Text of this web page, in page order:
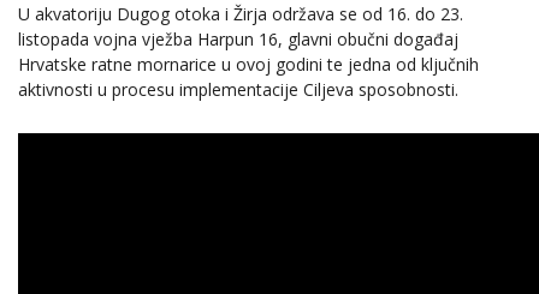
U akvatoriju Dugog otoka i Žirja održava se od 16. do 23.
listopada vojna vježba Harpun 16, glavni obučni događaj
Hrvatske ratne mornarice u ovoj godini te jedna od ključnih
aktivnosti u procesu implementacije Ciljeva sposobnosti.